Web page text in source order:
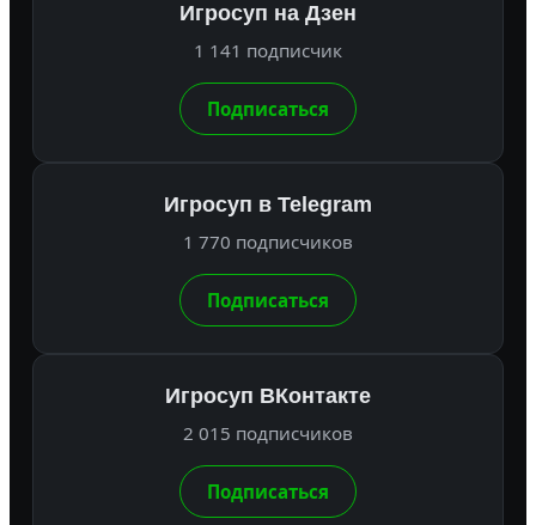
Игросуп на Дзен
1 141 подписчик
Подписаться
Игросуп в Telegram
1 770 подписчиков
Подписаться
Игросуп ВКонтакте
2 015 подписчиков
Подписаться